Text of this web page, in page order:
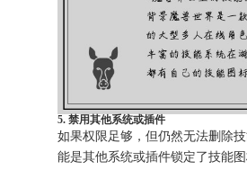
5. 禁用其他系统或插件
如果权限足够，但仍然无法删除
能是其他系统或插件锁定了技能